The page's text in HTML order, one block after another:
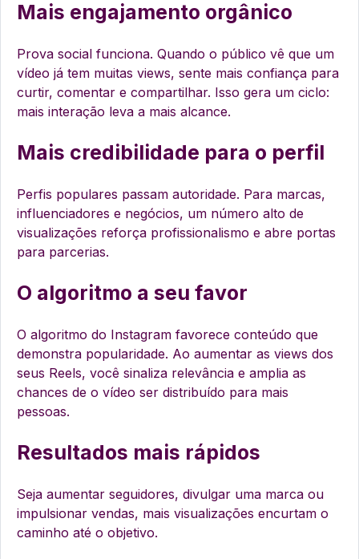
Mais engajamento orgânico
Prova social funciona. Quando o público vê que um
vídeo já tem muitas views, sente mais confiança para
curtir, comentar e compartilhar. Isso gera um ciclo:
mais interação leva a mais alcance.
Mais credibilidade para o perfil
Perfis populares passam autoridade. Para marcas,
influenciadores e negócios, um número alto de
visualizações reforça profissionalismo e abre portas
para parcerias.
O algoritmo a seu favor
O algoritmo do Instagram favorece conteúdo que
demonstra popularidade. Ao aumentar as views dos
seus Reels, você sinaliza relevância e amplia as
chances de o vídeo ser distribuído para mais
pessoas.
Resultados mais rápidos
Seja aumentar seguidores, divulgar uma marca ou
impulsionar vendas, mais visualizações encurtam o
caminho até o objetivo.